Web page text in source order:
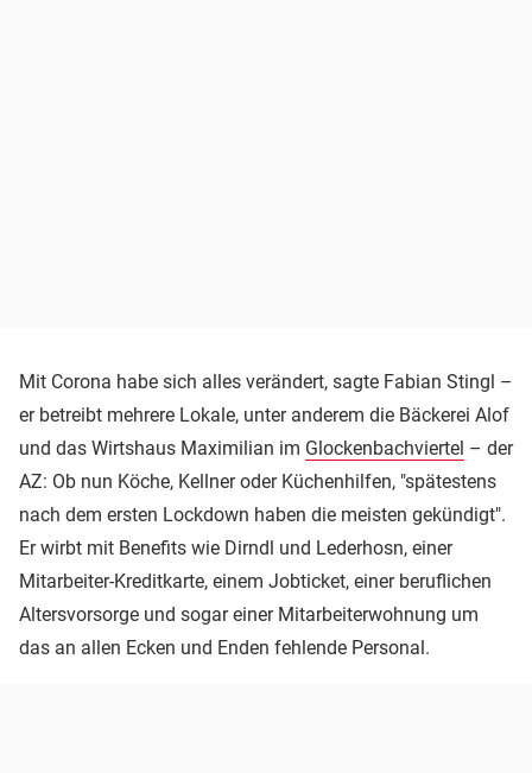
Mit Corona habe sich alles verändert, sagte Fabian Stingl –
er betreibt mehrere Lokale, unter anderem die Bäckerei Alof
und das Wirtshaus Maximilian im Glockenbachviertel – der
AZ: Ob nun Köche, Kellner oder Küchenhilfen, "spätestens
nach dem ersten Lockdown haben die meisten gekündigt".
Er wirbt mit Benefits wie Dirndl und Lederhosn, einer
Mitarbeiter-Kreditkarte, einem Jobticket, einer beruflichen
Altersvorsorge und sogar einer Mitarbeiterwohnung um
das an allen Ecken und Enden fehlende Personal.